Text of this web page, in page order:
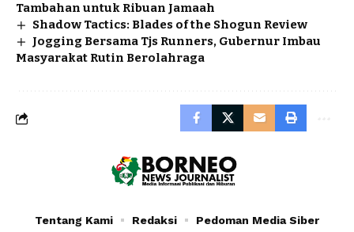
Tambahan untuk Ribuan Jamaah
Shadow Tactics: Blades of the Shogun Review
Jogging Bersama Tjs Runners, Gubernur Imbau
Masyarakat Rutin Berolahraga
Tentang Kami Redaksi Pedoman Media Siber